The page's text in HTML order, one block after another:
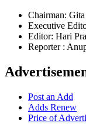
Chairman:
Executive
Editor: Hari
Reporter :
Post an Add
Adds Renew
Price of